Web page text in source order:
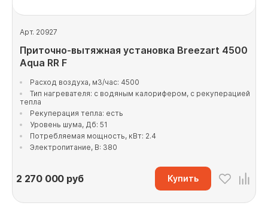
Арт. 20927
Приточно-вытяжная установка Breezart 4500
Aqua RR F
Расход воздуха, м3/час: 4500
Тип нагревателя: с водяным калорифером, с рекуперацией
тепла
Рекуперация тепла: есть
Уровень шума, Дб: 51
Потребляемая мощность, кВт: 2.4
Электропитание, В: 380
2 270 000 руб Купить